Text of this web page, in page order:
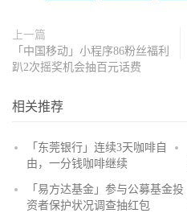
上一篇
「中国移动」小程序86粉丝福利
趴2次摇奖机会抽百元话费
相关推荐
「东莞银行」连续3天咖啡自
由，一分钱咖啡继续
「易方达基金」参与公募基金投
资者保护状况调查抽红包